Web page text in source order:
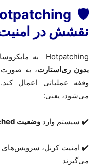
🛡
نقشش در
Hotpatching
به
بدون ری‌استارت، به صورت
وقفه عملیاتی اعمال کند.
می‌شود، یعنی:
✔️ سیستم وارد وضعیت
✔️ امنیت کرنل، سرویس‌های
می‌گیرند